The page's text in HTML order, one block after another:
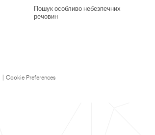
Пошук особливо небезпечних
речовин
Cookie Preferences